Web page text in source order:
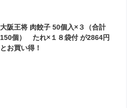
大阪王将 肉餃子 50個入×３（合計
150個） たれ×１８袋付 が2864円
とお買い得！